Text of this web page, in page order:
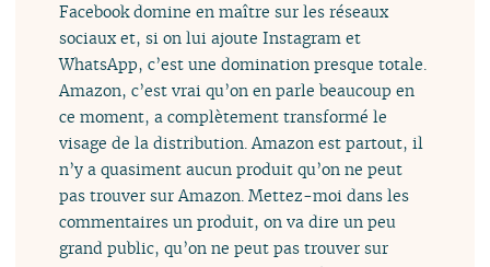
Facebook domine en maître sur les réseaux
sociaux et, si on lui ajoute Instagram et
WhatsApp, c’est une domination presque totale.
Amazon, c’est vrai qu’on en parle beaucoup en
ce moment, a complètement transformé le
visage de la distribution. Amazon est partout, il
n’y a quasiment aucun produit qu’on ne peut
pas trouver sur Amazon. Mettez-moi dans les
commentaires un produit, on va dire un peu
grand public, qu’on ne peut pas trouver sur